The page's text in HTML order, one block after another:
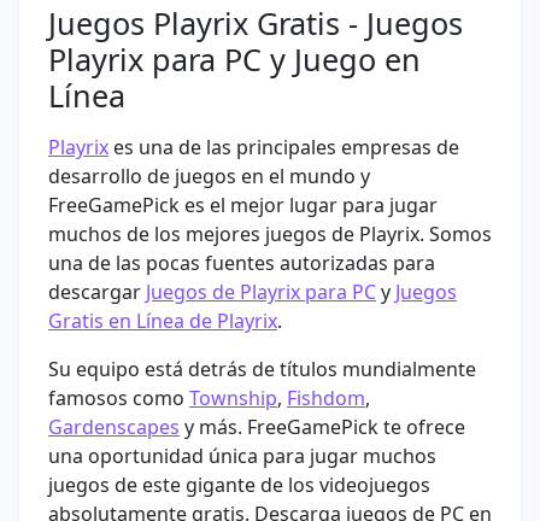
Juegos Playrix Gratis - Juegos
Playrix para PC y Juego en
Línea
Playrix es una de las principales empresas de
desarrollo de juegos en el mundo y
FreeGamePick es el mejor lugar para jugar
muchos de los mejores juegos de Playrix. Somos
una de las pocas fuentes autorizadas para
descargar Juegos de Playrix para PCy Juegos
Gratis en Línea de Playrix.
Su equipo está detrás de títulos mundialmente
famosos como Township, Fishdom,
Gardenscapes y más. FreeGamePick te ofrece
una oportunidad única para jugar muchos
juegos de este gigante de los videojuegos
absolutamente gratis. Descarga juegos de PC en